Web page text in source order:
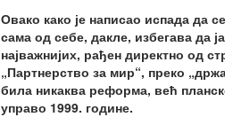
Овако како је написао испада да
сама од себе, дакле, избегава да
најважнијих, рађен директно од
„Партнерство за мир“, преко
била никаква реформа, већ
управо 1999. године.